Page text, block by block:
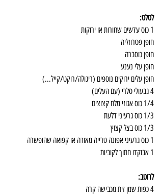
לסלט:
1 כוס עדשים שחורות או ירוקות
חופן פטרוזליה
חופן כוסברה
חופן עלי נענע
חופן עלים ירוקים נוספים (ריגולה/רוקט/קייל...)
4 גבעולי סלרי (עם העלים)
1/4 כוס אגוזי מלח קצוצים
1/3 כוס גרעיני דלעת
1/3 כוס בצל קצוץ
1 כוס גרעיני אפונה טרייה מאודה או קפואה שהופשרה
1 אבוקדו חתוך לקוביות
לרוטב:
4 כפות שמן זית מכבישה קרה